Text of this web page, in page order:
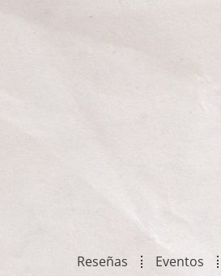
Reseñas Eventos